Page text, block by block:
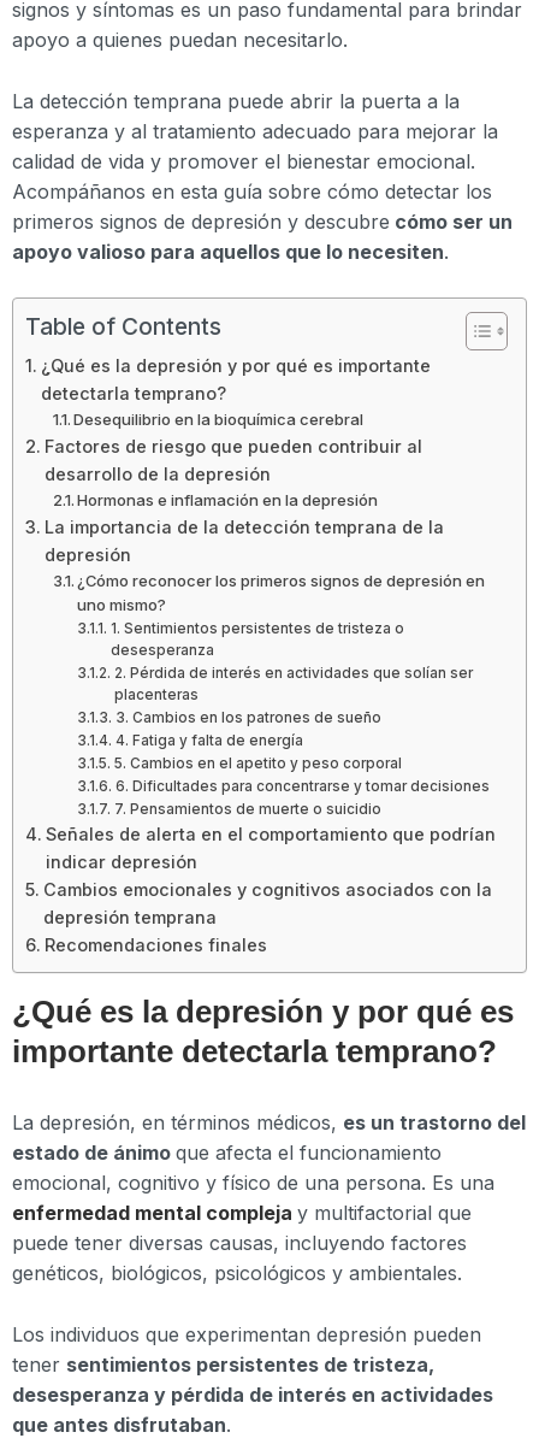
signos y síntomas es un paso fundamental para brindar
apoyo a quienes puedan necesitarlo.
La detección temprana puede abrir la puerta a la
esperanza y al tratamiento adecuado para mejorar la
calidad de vida y promover el bienestar emocional.
Acompáñanos en esta guía sobre cómo detectar los
primeros signos de depresión y descubre cómo ser un
apoyo valioso para aquellos que lo necesiten.
Table of Contents
¿Qué es la depresión y por qué es importante
detectarla temprano?
Desequilibrio en la bioquímica cerebral
Factores de riesgo que pueden contribuir al
desarrollo de la depresión
Hormonas e inflamación en la depresión
La importancia de la detección temprana de la
depresión
¿Cómo reconocer los primeros signos de depresión en
uno mismo?
1. Sentimientos persistentes de tristeza o
desesperanza
2. Pérdida de interés en actividades que solían ser
placenteras
3. Cambios en los patrones de sueño
4. Fatiga y falta de energía
5. Cambios en el apetito y peso corporal
6. Dificultades para concentrarse y tomar decisiones
7. Pensamientos de muerte o suicidio
Señales de alerta en el comportamiento que podrían
indicar depresión
Cambios emocionales y cognitivos asociados con la
depresión temprana
Recomendaciones finales
¿Qué es la depresión y por qué es
importante detectarla temprano?
La depresión, en términos médicos, es un trastorno del
estado de ánimo que afecta el funcionamiento
emocional, cognitivo y físico de una persona. Es una
enfermedad mental compleja y multifactorial que
puede tener diversas causas, incluyendo factores
genéticos, biológicos, psicológicos y ambientales.
Los individuos que experimentan depresión pueden
tener sentimientos persistentes de tristeza,
desesperanza y pérdida de interés en actividades
que antes disfrutaban.